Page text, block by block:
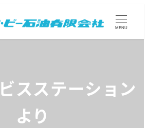
MENU
スステーション
より